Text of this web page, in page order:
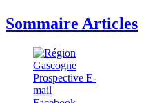
Sommaire Articles